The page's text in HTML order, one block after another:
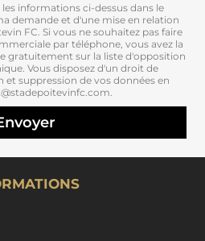
informations ci-dessus dans le
demande et d'une mise en relation
FC. Si vous ne souhaitez pas faire
par téléphone, vous avez la
gratuitement sur la liste d'opposition
Vous disposez d'un droit de
suppression de vos données en